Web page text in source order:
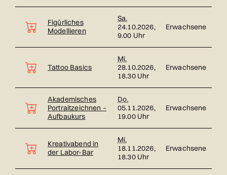
Figürliches
Modellieren
Sa.
24.10.2026,
9.00 Uhr
Erwachsene
Tattoo Basics
Mi.
28.10.2026,
18.30 Uhr
Erwachsene
Akademisches
Portraitzeichnen –
Aufbaukurs
Do.
05.11.2026,
19.00 Uhr
Erwachsene
Kreativabend in
der Labor-Bar
Mi.
18.11.2026,
18.30 Uhr
Erwachsene